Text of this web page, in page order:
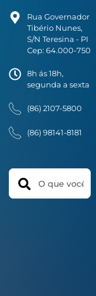
Rua Governador
Tibério Nunes,
S/N Teresina - PI
Cep: 64.000-750
8h ás 18h,
segunda a sexta
(86) 2107-5800
(86) 98141-8181
Search